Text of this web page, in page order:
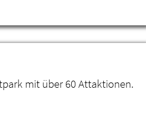
mit über 60 Attaktionen.